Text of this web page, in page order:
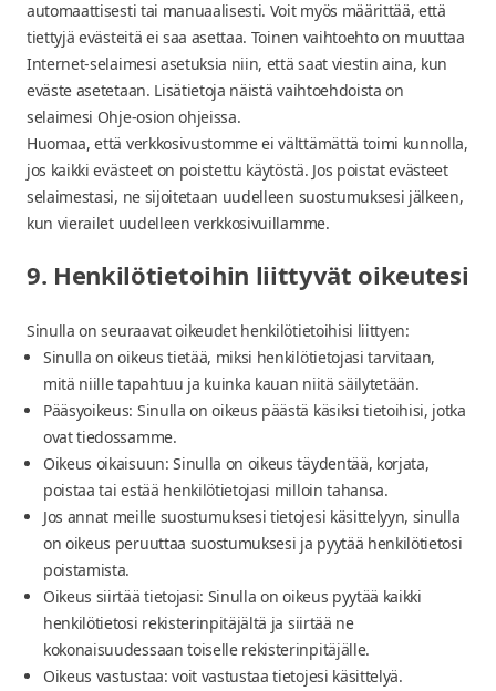
automaattisesti tai manuaalisesti. Voit myös määrittää, että
tiettyjä evästeitä ei saa asettaa. Toinen vaihtoehto on muuttaa
Internet-selaimesi asetuksia niin, että saat viestin aina, kun
eväste asetetaan. Lisätietoja näistä vaihtoehdoista on
selaimesi Ohje-osion ohjeissa.
Huomaa, että verkkosivustomme ei välttämättä toimi kunnolla,
jos kaikki evästeet on poistettu käytöstä. Jos poistat evästeet
selaimestasi, ne sijoitetaan uudelleen suostumuksesi jälkeen,
kun vierailet uudelleen verkkosivuillamme.
9. Henkilötietoihin liittyvät oikeutesi
Sinulla on seuraavat oikeudet henkilötietoihisi liittyen:
Sinulla on oikeus tietää, miksi henkilötietojasi tarvitaan,
mitä niille tapahtuu ja kuinka kauan niitä säilytetään.
Pääsyoikeus: Sinulla on oikeus päästä käsiksi tietoihisi, jotka
ovat tiedossamme.
Oikeus oikaisuun: Sinulla on oikeus täydentää, korjata,
poistaa tai estää henkilötietojasi milloin tahansa.
Jos annat meille suostumuksesi tietojesi käsittelyyn, sinulla
on oikeus peruuttaa suostumuksesi ja pyytää henkilötietosi
poistamista.
Oikeus siirtää tietojasi: Sinulla on oikeus pyytää kaikki
henkilötietosi rekisterinpitäjältä ja siirtää ne
kokonaisuudessaan toiselle rekisterinpitäjälle.
Oikeus vastustaa: voit vastustaa tietojesi käsittelyä.